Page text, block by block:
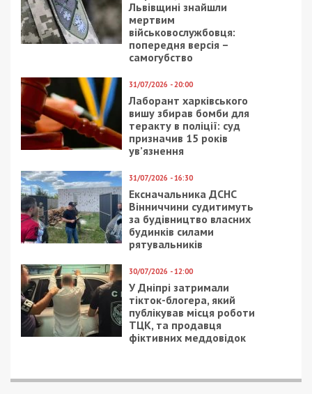
19/12/2017 - 16:36
В музее “Машины
времени” появился
летающий экспонат:
26/05/2022 - 10:07
работает из-за войны:
когда соль снова
появится на полках
25/07/2019 - 17:52
В инженеры я б пошел:
стало известно, кто
ездит по Новому мосту
12/08/2025 - 14:19
Халатність на 15 млн
грн: екскерівник
військової частини